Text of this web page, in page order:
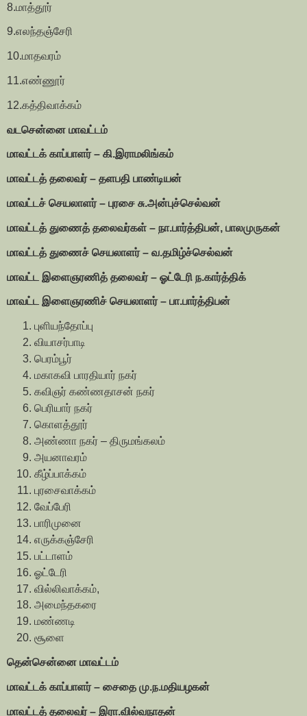
8.மாத்தூர்
9.எலந்தஞ்சேரி
10.மாதவரம்
11.எண்ணூர்
12.கத்திவாக்கம்
வடசென்னை மாவட்டம்
மாவட்டக் காப்பாளர் – கி.இராமலிங்கம்
மாவட்டத் தலைவர் – தளபதி பாண்டியன்
மாவட்டச் செயலாளர் – புரசை சு.அன்புச்செல்வன்
மாவட்டத் துணைத் தலைவர்கள் – நா.பார்த்திபன், பாலமுருகன்
மாவட்டத் துணைச் செயலாளர் – வ.தமிழ்ச்செல்வன்
மாவட்ட இளைஞரணித் தலைவர் – ஓட்டேரி ந.கார்த்திக்
மாவட்ட இளைஞரணிச் செயலாளர் – பா.பார்த்திபன்
புளியந்தோப்பு
வியாசர்பாடி
பெரம்பூர்
மகாகவி பாரதியார் நகர்
கவிஞர் கண்ணதாசன் நகர்
பெரியார் நகர்
கொளத்தூர்
அண்ணா நகர் – திருமங்கலம்
அயனாவரம்
கீழ்ப்பாக்கம்
புரசைவாக்கம்
வேப்பேரி
பாரிமுனை
எருக்கஞ்சேரி
பட்டாளம்
ஓட்டேரி
வில்லிவாக்கம்,
அமைந்தகரை
மண்ணடி
சூளை
தென்சென்னை மாவட்டம்
மாவட்டக் காப்பாளர் – சைதை மு.ந.மதியழகன்
மாவட்டத் தலைவர் – இரா.வில்வநாதன்